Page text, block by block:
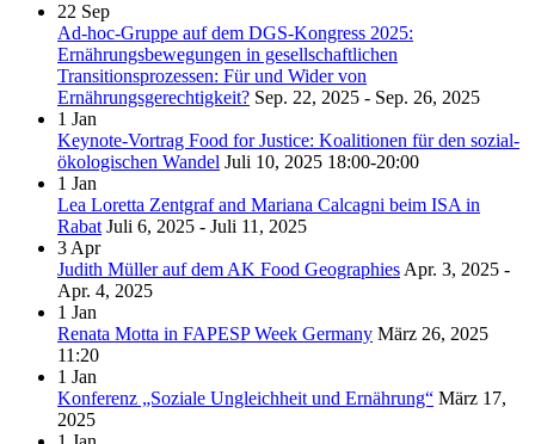
22 Sep
Ad-hoc-Gruppe auf dem DGS-Kongress 2025:
Ernährungsbewegungen in gesellschaftlichen
Transitionsprozessen: Für und Wider von
Ernährungsgerechtigkeit? Sep. 22, 2025 - Sep. 26, 2025
1 Jan
Keynote-Vortrag Food for Justice: Koalitionen für den sozial-
ökologischen Wandel Juli 10, 2025 18:00-20:00
1 Jan
Lea Loretta Zentgraf and Mariana Calcagni beim ISA in
Rabat Juli 6, 2025 - Juli 11, 2025
3 Apr
Judith Müller auf dem AK Food Geographies Apr. 3, 2025 -
Apr. 4, 2025
1 Jan
Renata Motta in FAPESP Week Germany März 26, 2025
11:20
1 Jan
Konferenz „Soziale Ungleichheit und Ernährung“ März 17,
2025